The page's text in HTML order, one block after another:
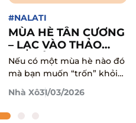
#NALATI
MÙA HÈ TÂN CƯƠNG
– LẠC VÀO THẢO
NGUYÊN NALATI
XANH MƯỚT DƯỚI
CHÂN THIÊN SƠN
Nếu có một mùa hè nào đó
mà bạn muốn “trốn” khỏi
nhịp sống quen thuộc thì
Tân Cương và đặc biệt là
Nalati có thể là nơi bắt đầu!
Nhà Xô31/03/2026